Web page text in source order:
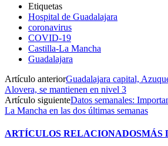
Etiquetas
Hospital de Guadalajara
coronavirus
COVID-19
Castilla-La Mancha
Guadalajara
Artículo anteriorGuadalajara capital,
Alovera, se mantienen en nivel 3
Artículo siguienteDatos semanales:
La Mancha en las dos últimas semanas
ARTÍCULOS RELACIONADOSMÁS